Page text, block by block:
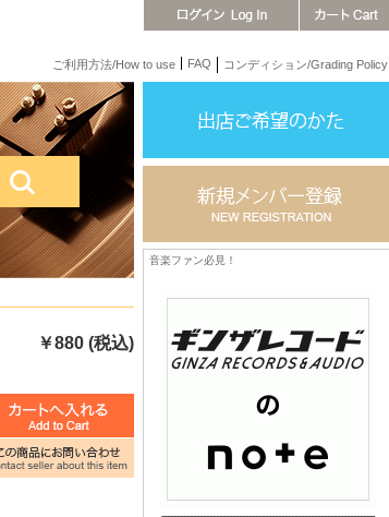
ご利用方法/How to use FAQ コンディション/Grading Policy
￥880 (税込)
音楽ファン必見！